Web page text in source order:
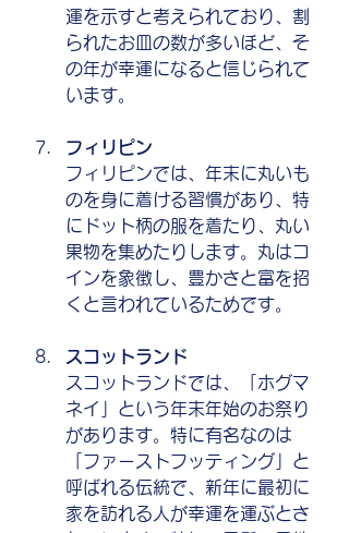
運を示すと考えられており、割
られたお皿の数が多いほど、そ
の年が幸運になると信じられて
います。
フィリピン
フィリピンでは、年末に丸いも
のを身に着ける習慣があり、特
にドット柄の服を着たり、丸い
果物を集めたりします。丸はコ
インを象徴し、豊かさと富を招
くと言われているためです。
スコットランド
スコットランドでは、「ホグマ
ネイ」という年末年始のお祭り
があります。特に有名なのは
「ファーストフッティング」と
呼ばれる伝統で、新年に最初に
家を訪れる人が幸運を運ぶとさ